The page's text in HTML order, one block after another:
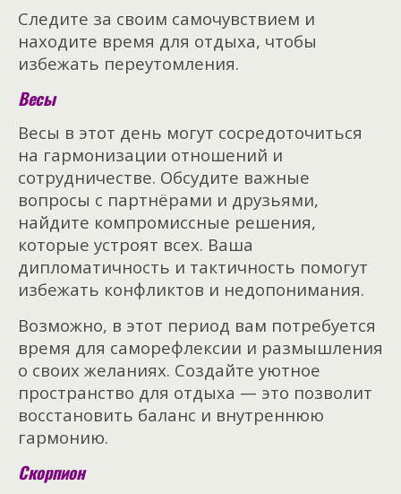
Следите за своим самочувствием и
находите время для отдыха, чтобы
избежать переутомления.
Весы
Весы в этот день могут сосредоточиться
на гармонизации отношений и
сотрудничестве. Обсудите важные
вопросы с партнёрами и друзьями,
найдите компромиссные решения,
которые устроят всех. Ваша
дипломатичность и тактичность помогут
избежать конфликтов и недопонимания.
Возможно, в этот период вам потребуется
время для саморефлексии и размышления
о своих желаниях. Создайте уютное
пространство для отдыха — это позволит
восстановить баланс и внутреннюю
гармонию.
Скорпион